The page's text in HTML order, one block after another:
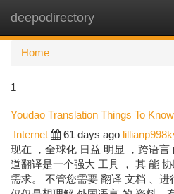
deepodirectory
Home
1
Youdao Translation Things To
Internet 61 days ago
现在 ，全球化 日益 明显 ，跨语
道翻译是一个强大 工具 ， 其 能
需求。 不管您需要 翻译 文档 、